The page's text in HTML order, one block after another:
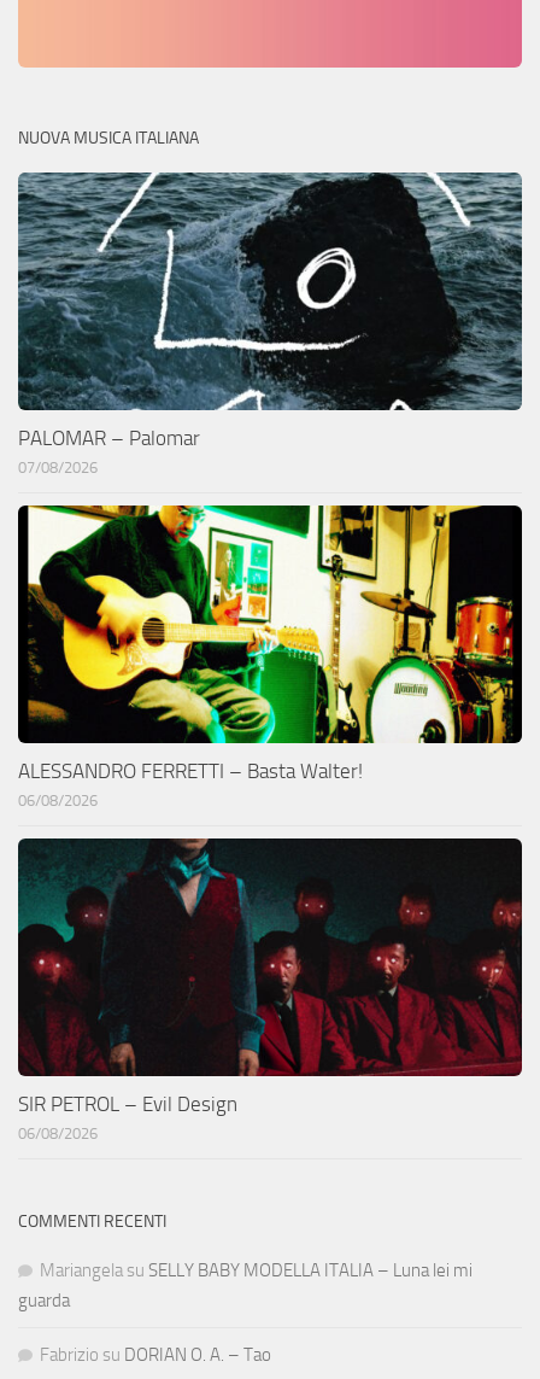
NUOVA MUSICA ITALIANA
PALOMAR – Palomar
07/08/2026
ALESSANDRO FERRETTI – Basta Walter!
06/08/2026
SIR PETROL – Evil Design
06/08/2026
COMMENTI RECENTI
Mariangela su SELLY BABY MODELLA ITALIA – Luna lei mi
guarda
Fabrizio su DORIAN O. A. – Tao